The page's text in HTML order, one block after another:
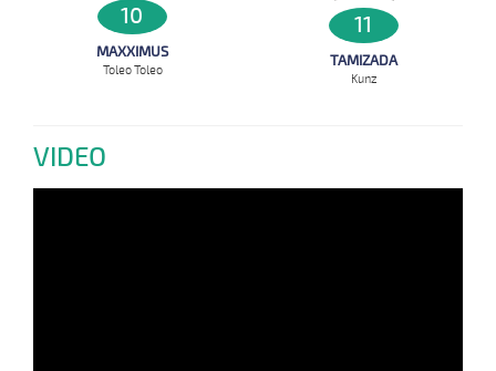
10
MAXXIMUS
Toleo Toleo
11
TAMIZADA
Kunz
VIDEO